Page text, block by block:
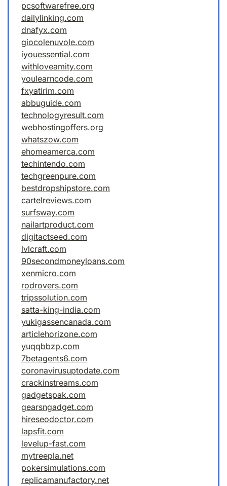
pcsoftwarefree.org
dailylinking.com
dnafyx.com
giocolenuvole.com
iyouessential.com
withloveamity.com
youlearncode.com
fxyatirim.com
abbuguide.com
technologyresult.com
webhostingoffers.org
whatszow.com
ehomeamerca.com
techintendo.com
techgreenpure.com
bestdropshipstore.com
cartelreviews.com
surfsway.com
nailartproduct.com
digitactseed.com
lvlcraft.com
90secondmoneyloans.com
xenmicro.com
rodrovers.com
tripssolution.com
satta-king-india.com
yukigassencanada.com
articlehorizone.com
yuqqbbzp.com
7betagents6.com
coronavirusuptodate.com
crackinstreams.com
gadgetspak.com
gearsngadget.com
hireseodoctor.com
lapsfit.com
levelup-fast.com
mytreepla.net
pokersimulations.com
replicamanufactory.net